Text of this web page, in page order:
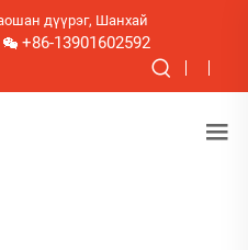
дүүрэг, Шанхай
+86-13901602592